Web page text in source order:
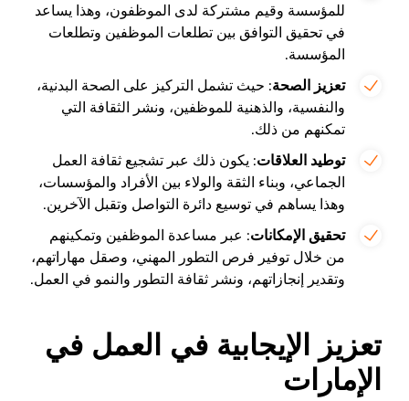
للمؤسسة وقيم مشتركة لدى الموظفون، وهذا يساعد
في تحقيق التوافق بين تطلعات الموظفين وتطلعات
المؤسسة.
تعزيز الصحة: حيث تشمل التركيز على الصحة البدنية،
والنفسية، والذهنية للموظفين، ونشر الثقافة التي
تمكنهم من ذلك.
توطيد العلاقات: يكون ذلك عبر تشجيع ثقافة العمل
الجماعي، وبناء الثقة والولاء بين الأفراد والمؤسسات،
وهذا يساهم في توسيع دائرة التواصل وتقبل الآخرين.
تحقيق الإمكانات: عبر مساعدة الموظفين وتمكينهم
من خلال توفير فرص التطور المهني، وصقل مهاراتهم،
وتقدير إنجازاتهم، ونشر ثقافة التطور والنمو في العمل.
تعزيز الإيجابية في العمل في
الإمارات